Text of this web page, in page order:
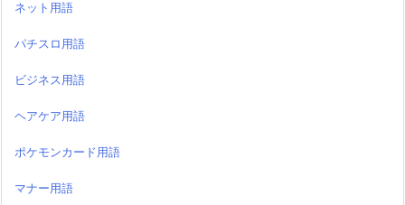
ネット用語
パチスロ用語
ビジネス用語
ヘアケア用語
ポケモンカード用語
マナー用語